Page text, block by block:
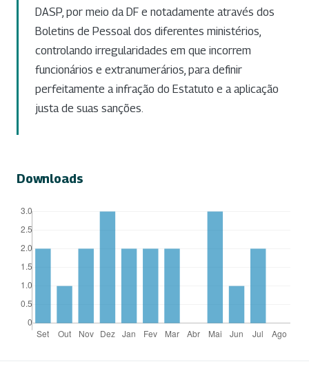
DASP, por meio da DF e notadamente através dos
Boletins de Pessoal dos diferentes ministérios,
controlando irregularidades em que incorrem
funcionários e extranumerários, para definir
perfeitamente a infração do Estatuto e a aplicação
justa de suas sanções.
Downloads